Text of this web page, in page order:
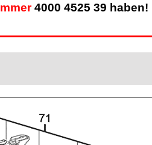
4000 4525 39 haben!